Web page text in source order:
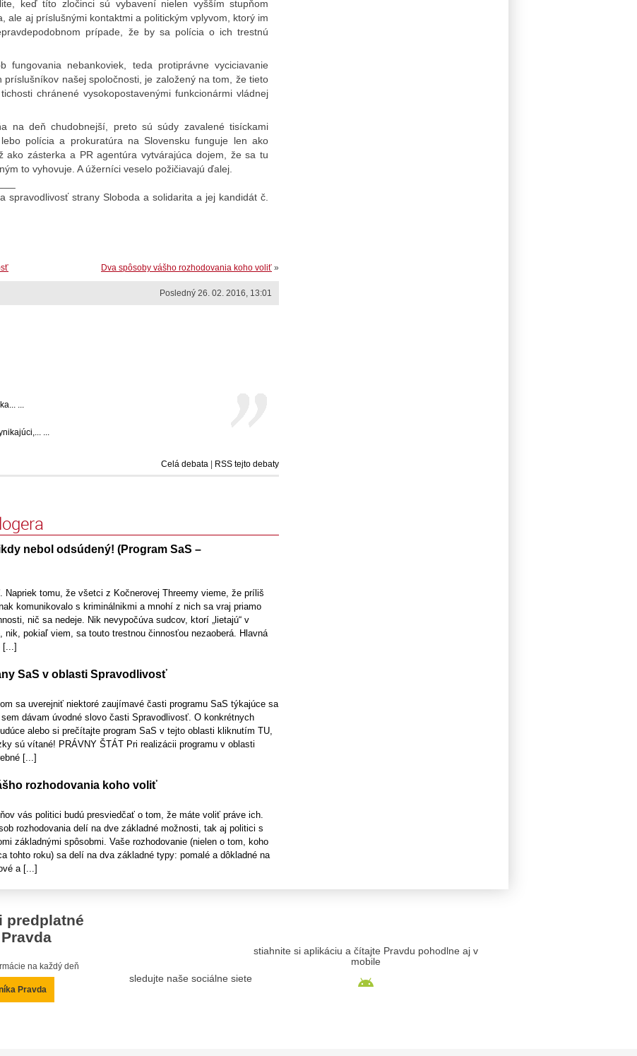
keď títo zločinci sú vybavení nielen vyšším stupňom
ale aj príslušnými kontaktmi a politickým vplyvom, ktorý im
prípade, že by sa polícia o ich trestnú
fungovania nebankoviek, teda protiprávne vyciciavanie
našej spoločnosti, je založený na tom, že tieto
chránené vysokopostavenými funkcionármi vládnej
na deň chudobnejší, preto sú súdy zavalené tisíckami
lebo polícia a prokuratúra na Slovensku funguje len ako
ako zásterka a PR agentúra vytvárajúca dojem, že sa tu
to vyhovuje. A úžerníci veselo požičiavajú ďalej.
spravodlivosť strany Sloboda a solidarita a jej kandidát č.
Dva spôsoby vášho rozhodovania koho voliť »
Posledný 26. 02. 2016, 13:01
...
...
Celá debata | RSS tejto debaty
nebol odsúdený! (Program SaS –
Napriek tomu, že všetci z Kočnerovej Threemy vieme, že príliš
komunikovalo s kriminálnikmi a mnohí z nich sa vraj priamo
nič sa nedeje. Nik nevypočúva sudcov, ktorí „lietajú“ v
nik, pokiaľ viem, sa touto trestnou činnosťou nezaoberá. Hlavná
[...]
SaS v oblasti Spravodlivosť
sa uverejniť niektoré zaujímavé časti programu SaS týkajúce sa
dávam úvodné slovo časti Spravodlivosť. O konkrétnych
alebo si prečítajte program SaS v tejto oblasti kliknutím TU,
sú vítané! PRÁVNY ŠTÁT Pri realizácii programu v oblasti
[...]
rozhodovania koho voliť
vás politici budú presviedčať o tom, že máte voliť práve ich.
rozhodovania delí na dve základné možnosti, tak aj politici s
základnými spôsobmi. Vaše rozhodovanie (nielen o tom, koho
tohto roku) sa delí na dva základné typy: pomalé a dôkladné na
a [...]
predplatné
na každý deň
Pravda
sledujte naše sociálne siete
stiahnite si aplikáciu a čítajte Pravdu pohodlne aj v
mobile